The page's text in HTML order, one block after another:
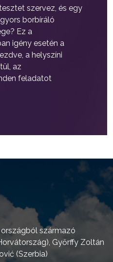
szervez, és egy
borbíráló
Ez a
igény esetén a
a helyszíni
az
feladatot
származó
Győrffy Zoltán
(Szerbia)